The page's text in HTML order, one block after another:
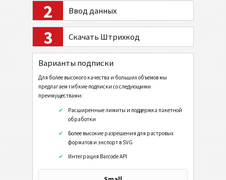
Банк и платежи
Мобильный Тэг
Коды Здравоохранения
Code32
Flattermarken
HIBC LIC 128
HIBC LIC 39
HIBC LIC Aztec
HIBC LIC Codablock-F
2 Ввод данных
3 Скачать Штрихкод
Варианты подписки
Для более высокого качества и больших объёмов мы
предлагаем гибкие подписки со следующими
преимуществами:
Расширенные лимиты и поддержка пакетной
обработки
Более высокие разрешения для растровых
форматов и экспорт в SVG
Интеграция Barcode API